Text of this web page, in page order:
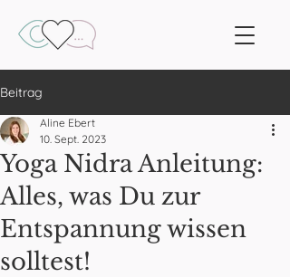
Beitrag
Yoga Nidra Anleitung:
Alles, was Du zur
Entspannung wissen
solltest!
Aline Ebert
10. Sept. 2023